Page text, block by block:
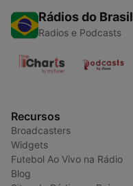
Rádios do Brasil
Radios e Podcasts
Recursos
Broadcasters
Widgets
Futebol Ao Vivo na Rádio
Blog